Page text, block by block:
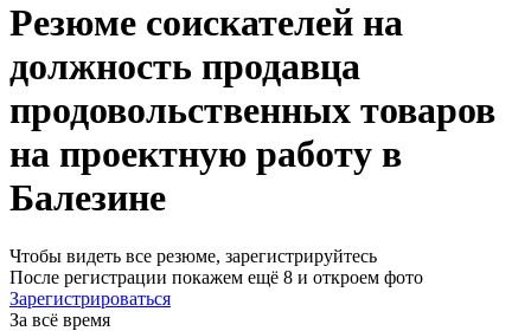
Резюме соискателей на
должность продавца
продовольственных товаров
на проектную работу в
Балезине
Чтобы видеть все резюме, зарегистрируйтесь
После регистрации покажем ещё 8 и откроем фото
Зарегистрироваться
За всё время